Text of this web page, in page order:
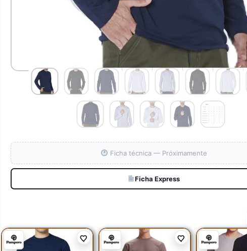
Ficha técnica — Próximamente
Ficha Express